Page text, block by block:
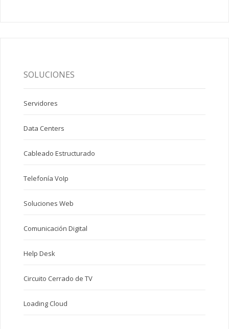
SOLUCIONES
Servidores
Data Centers
Cableado Estructurado
Telefonía VoIp
Soluciones Web
Comunicación Digital
Help Desk
Circuito Cerrado de TV
Loading Cloud